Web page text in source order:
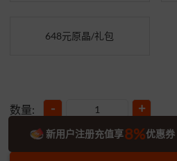
648元原晶/礼包
数量: - +
新用户注册充值享8%优惠券